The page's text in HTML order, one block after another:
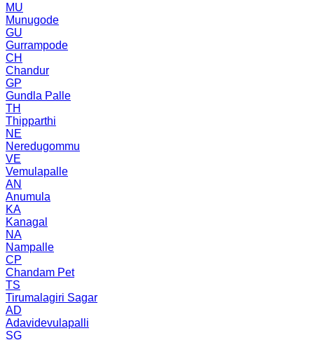
MU
Munugode
GU
Gurrampode
CH
Chandur
GP
Gundla Palle
TH
Thipparthi
NE
Neredugommu
VE
Vemulapalle
AN
Anumula
KA
Kanagal
NA
Nampalle
CP
Chandam Pet
TS
Tirumalagiri Sagar
AD
Adavidevulapalli
SG